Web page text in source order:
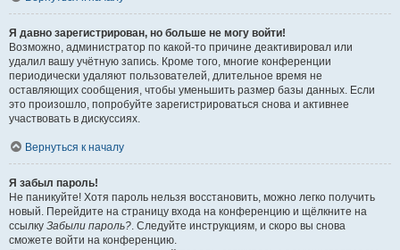
Я давно зарегистрирован, но больше не могу войти!
Возможно, администратор по какой-то причине деактивировал или
удалил вашу учётную запись. Кроме того, многие конференции
периодически удаляют пользователей, длительное время не
оставляющих сообщения, чтобы уменьшить размер базы данных. Если
это произошло, попробуйте зарегистрироваться снова и активнее
участвовать в дискуссиях.
Вернуться к началу
Я забыл пароль!
Не паникуйте! Хотя пароль нельзя восстановить, можно легко получить
новый. Перейдите на страницу входа на конференцию и щёлкните на
ссылку Забыли пароль?. Следуйте инструкциям, и скоро вы снова
сможете войти на конференцию.